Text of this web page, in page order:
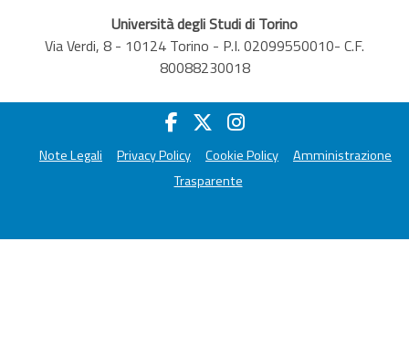
Università degli Studi di Torino
Via Verdi, 8 - 10124 Torino - P.I. 02099550010- C.F.
80088230018
Note Legali Privacy Policy Cookie Policy
Amministrazione
Trasparente